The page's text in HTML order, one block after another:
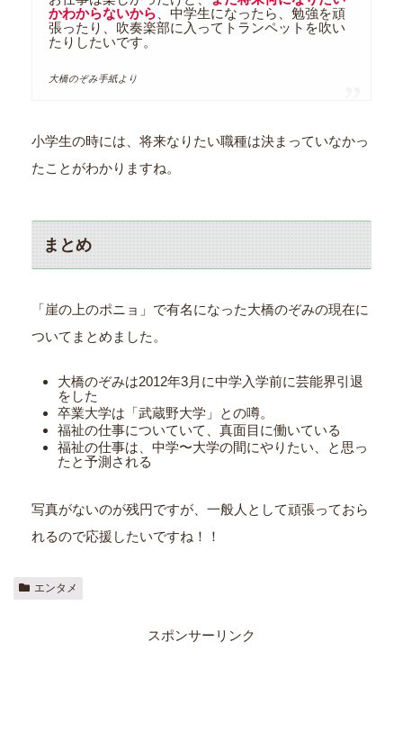
かわからないから 、中学生になったら、勉強を頑
張ったり、吹奏楽部に入ってトランペットを吹い
たりしたいです。
大橋のぞみ手紙より
小学生の時には、将来なりたい職種は決まっていなかっ
たことがわかりますね。
まとめ
「崖の上のポニョ」で有名になった大橋のぞみの現在に
ついてまとめました。
大橋のぞみは2012年3月に中学入学前に芸能界引退
をした
卒業大学は「武蔵野大学」との噂。
福祉の仕事についていて、真面目に働いている
福祉の仕事は、中学〜大学の間にやりたい、と思っ
たと予測される
写真がないのが残円ですが、一般人として頑張っておら
れるので応援したいですね！！
エンタメ
スポンサーリンク